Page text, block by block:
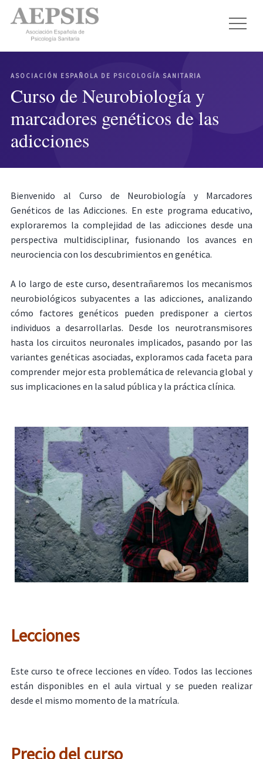
ASOCIACIÓN ESPAÑOLA DE PSICOLOGÍA SANITARIA
Curso de Neurobiología y
marcadores genéticos de las
adicciones
Bienvenido al Curso de Neurobiología y Marcadores
Genéticos de las Adicciones. En este programa educativo,
exploraremos la complejidad de las adicciones desde una
perspectiva multidisciplinar, fusionando los avances en
neurociencia con los descubrimientos en genética.
A lo largo de este curso, desentrañaremos los mecanismos
neurobiológicos subyacentes a las adicciones, analizando
cómo factores genéticos pueden predisponer a ciertos
individuos a desarrollarlas. Desde los neurotransmisores
hasta los circuitos neuronales implicados, pasando por las
variantes genéticas asociadas, exploramos cada faceta para
comprender mejor esta problemática de relevancia global y
sus implicaciones en la salud pública y la práctica clínica.
Lecciones
Este curso te ofrece lecciones en vídeo. Todos las lecciones
están disponibles en el aula virtual y se pueden realizar
desde el mismo momento de la matrícula.
Precio del curso